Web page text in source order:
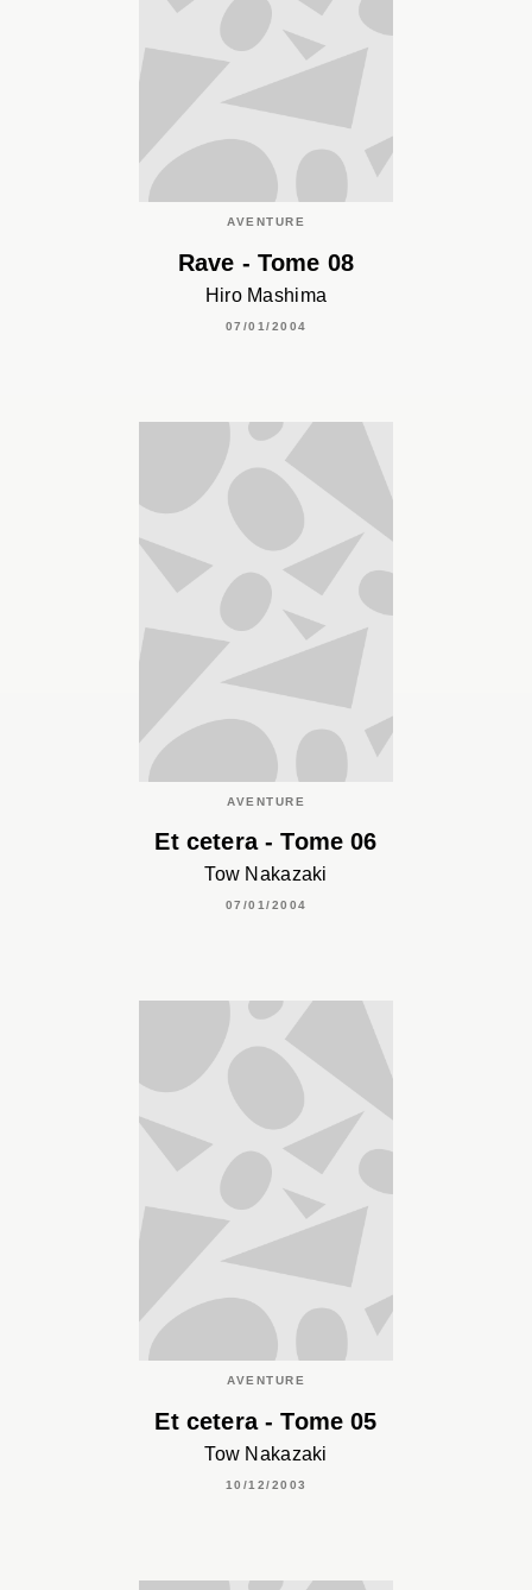
AVENTURE
Rave - Tome 08
Hiro Mashima
07/01/2004
AVENTURE
Et cetera - Tome 06
Tow Nakazaki
07/01/2004
AVENTURE
Et cetera - Tome 05
Tow Nakazaki
10/12/2003